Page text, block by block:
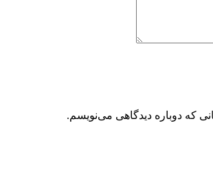
که دوباره دیدگاهی می‌نویسم.